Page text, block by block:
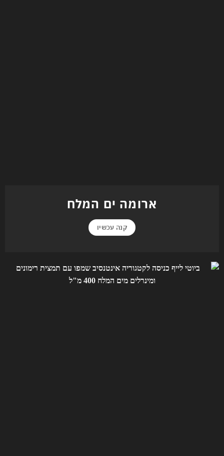
ארומה ים המלח
קנה עכשיו